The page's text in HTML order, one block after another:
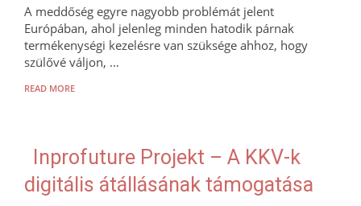
A meddőség egyre nagyobb problémát jelent
Európában, ahol jelenleg minden hatodik párnak
termékenységi kezelésre van szüksége ahhoz, hogy
szülővé váljon, …
READ MORE
Inprofuture Projekt – A KKV-k
digitális átállásának támogatása